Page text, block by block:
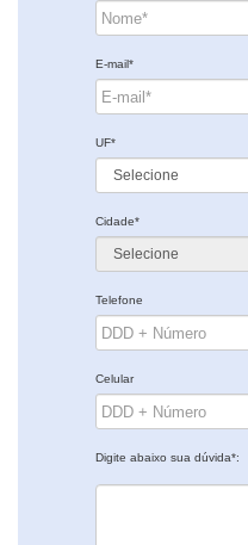
E-mail*
UF*
Cidade*
Telefone
Celular
Digite abaixo sua dúvida*: